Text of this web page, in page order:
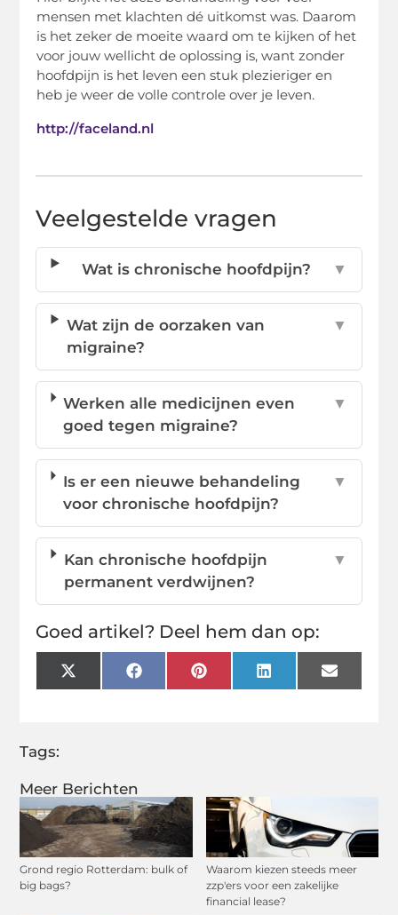
Meer Berichten
Grond regio Rotterdam: bulk of
big bags?
Waarom kiezen steeds meer
zzp'ers voor een zakelijke
financial lease?
mensen met klachten dé uitkomst was. Daarom
is het zeker de moeite waard om te kijken of het
voor jouw wellicht de oplossing is, want zonder
hoofdpijn is het leven een stuk plezieriger en
heb je weer de volle controle over je leven.
http://faceland.nl
Veelgestelde vragen
Wat is chronische hoofdpijn? ▼
Wat zijn de oorzaken van
migraine?
▼
Werken alle medicijnen even
goed tegen migraine?
▼
Is er een nieuwe behandeling
voor chronische hoofdpijn?
▼
Kan chronische hoofdpijn
permanent verdwijnen?
▼
Goed artikel? Deel hem dan op:
X
(Twitter)
FacebookPinterestLinkedInEmail
Tags: